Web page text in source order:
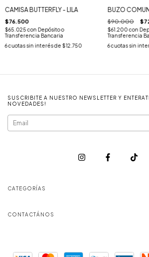
CAMISA BUTTERFLY - LILA
$76.500
$65.025con Depósito o
Transferencia Bancaria
6cuotas sin interés de $12.750
BUZO
$90.000
$61.200con
Transferencia
6cuotas sin
SUSCRIBITE A NUESTRO NEWSLETTER Y
NOVEDADES!
CATEGORÍAS
CONTACTÁNOS